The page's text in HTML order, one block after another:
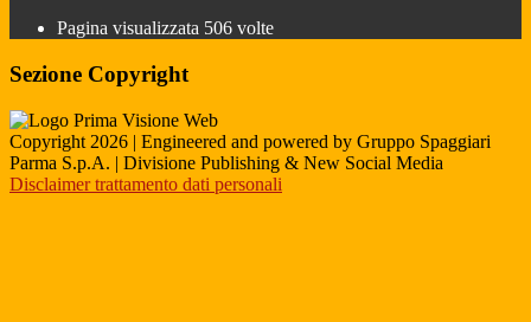
Pagina visualizzata 506 volte
Sezione Copyright
Copyright 2026 | Engineered and powered by Gruppo Spaggiari
Parma S.p.A. | Divisione Publishing & New Social Media
Disclaimer trattamento dati personali